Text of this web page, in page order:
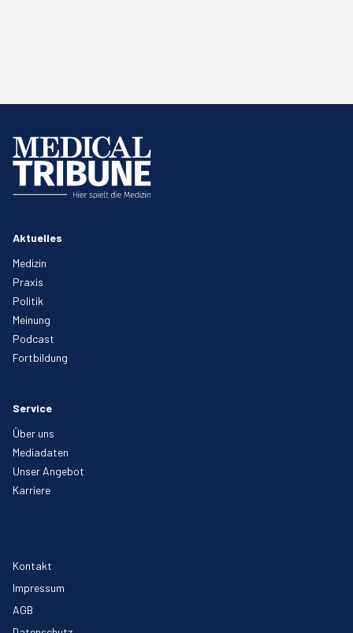
Aktuelles
Medizin
Praxis
Politik
Meinung
Podcast
Fortbildung
Service
Über uns
Mediadaten
Unser Angebot
Karriere
Kontakt
Impressum
AGB